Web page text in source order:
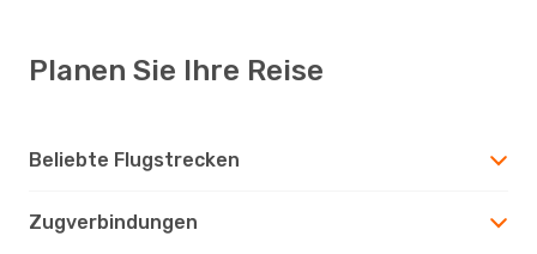
Planen Sie Ihre Reise
Beliebte Flugstrecken
Zugverbindungen